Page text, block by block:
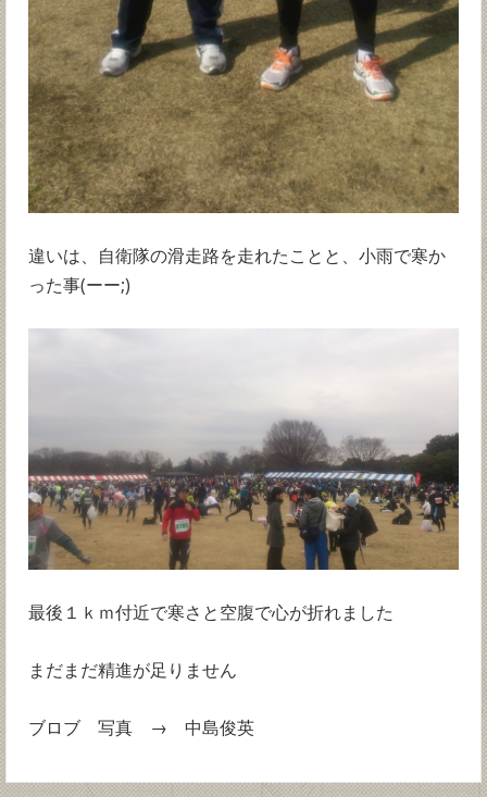
違いは、自衛隊の滑走路を走れたことと、小雨で寒か
った事(ーー;)
最後１ｋｍ付近で寒さと空腹で心が折れました
まだまだ精進が足りません
ブロブ 写真 → 中島俊英